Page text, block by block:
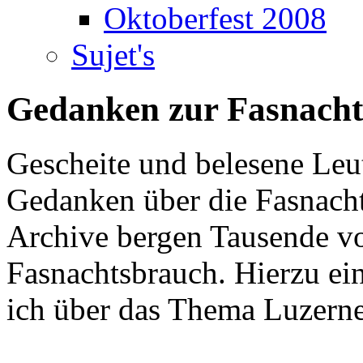
Oktoberfest 2008
Sujet's
Gedanken zur Fasnacht
Gescheite und belesene
Gedanken über die
Archive bergen Tausende
Fasnachtsbrauch. Hierzu
ich über das Thema